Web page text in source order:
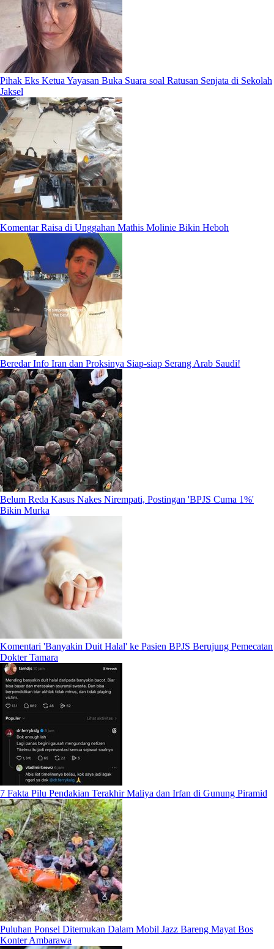
Pihak Eks Ketua Yayasan Buka Suara soal Ratusan Senjata di Sekolah
Jaksel
Komentar Raisa di Unggahan Mathis Molinie Bikin Heboh
Beredar Info Iran dan Proksinya Siap-siap Serang Arab Saudi!
Belum Reda Kasus Nakes Nirempati, Postingan 'BPJS Cuma 1%'
Bikin Murka
Komentari 'Banyakin Duit Halal' ke Pasien BPJS Berujung Pemecatan
Dokter Tamara
7 Fakta Pilu Pendakian Terakhir Maliya dan Irfan di Gunung Piramid
Puluhan Ponsel Ditemukan Dalam Mobil Jazz Bareng Mayat Bos
Konter Ambarawa